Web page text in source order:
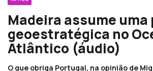
Madeira assume uma
geoestratégica no
Atlântico (áudio)
O que obriga Portugal, na opinião de